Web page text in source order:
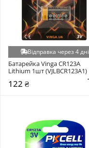
Відправка через 4 дні
Батарейка Vinga CR123A
Lithium 1шт (VJLBCR123A1)
122 ₴